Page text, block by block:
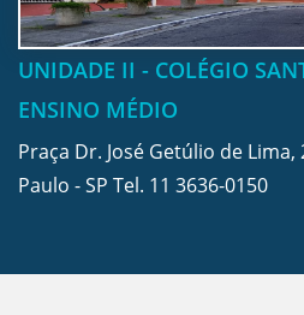
UNIDADE II - COLÉGIO
ENSINO MÉDIO
Praça Dr. José Getúlio de
Paulo - SP Tel. 11 3636-0150